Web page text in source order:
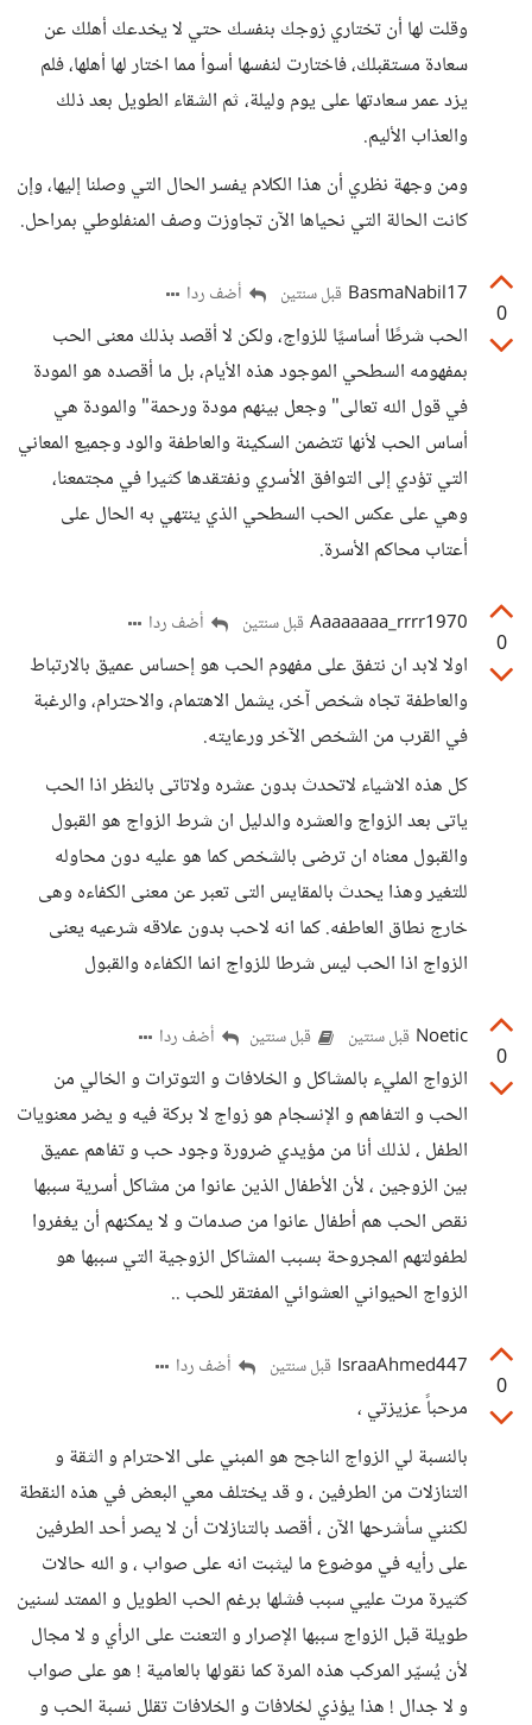
وقلت لها أن تختاري زوجك بنفسك حتي لا يخدعك أهلك عن
سعادة مستقبلك، فاختارت لنفسها أسوأ مما اختار لها أهلها، فلم
يزد عمر سعادتها على يوم وليلة، ثم الشقاء الطويل بعد ذلك
والعذاب الأليم.
ومن وجهة نظري أن هذا الكلام يفسر الحال التي وصلنا إليها، وإن
كانت الحالة التي نحياها الآن تجاوزت وصف المنفلوطي بمراحل.
0
BasmaNabil17 قبل سنتين أضف ردا
الحب شرطًا أساسيًا للزواج، ولكن لا أقصد بذلك معنى الحب
بمفهومه السطحي الموجود هذه الأيام، بل ما أقصده هو المودة
في قول الله تعالى" وجعل بينهم مودة ورحمة" والمودة هي
أساس الحب لأنها تتضمن السكينة والعاطفة والود وجميع المعاني
التي تؤدي إلى التوافق الأسري ونفتقدها كثيرا في مجتمعنا،
وهي على عكس الحب السطحي الذي ينتهي به الحال على
أعتاب محاكم الأسرة.
0
Aaaaaaaa_rrrr1970 قبل سنتين أضف ردا
اولا لابد ان نتفق على مفهوم الحب هو إحساس عميق بالارتباط
والعاطفة تجاه شخص آخر، يشمل الاهتمام، والاحترام، والرغبة
في القرب من الشخص الآخر ورعايته.
كل هذه الاشياء لاتحدث بدون عشره ولاتاتى بالنظر اذا الحب
ياتى بعد الزواج والعشره والدليل ان شرط الزواج هو القبول
والقبول معناه ان ترضى بالشخص كما هو عليه دون محاوله
للتغير وهذا يحدث بالمقايس التى تعبر عن معنى الكفاءه وهى
خارج نطاق العاطفه. كما انه لاحب بدون علاقه شرعيه يعنى
الزواج اذا الحب ليس شرطا للزواج انما الكفاءه والقبول
0
Noetic قبل سنتين قبل سنتين أضف ردا
الزواج المليء بالمشاكل و الخلافات و التوترات و الخالي من
الحب و التفاهم و الإنسجام هو زواج لا بركة فيه و يضر معنويات
الطفل ، لذلك أنا من مؤيدي ضرورة وجود حب و تفاهم عميق
بين الزوجين ، لأن الأطفال الذين عانوا من مشاكل أسرية سببها
نقص الحب هم أطفال عانوا من صدمات و لا يمكنهم أن يغفروا
لطفولتهم المجروحة بسبب المشاكل الزوجية التي سببها هو
الزواج الحيواني العشوائي المفتقر للحب ..
0
IsraaAhmed447 قبل سنتين أضف ردا
مرحباً عزيزتي ،
بالنسبة لي الزواج الناجح هو المبني على الاحترام و الثقة و
التنازلات من الطرفين ، و قد يختلف معي البعض في هذه النقطة
لكنني سأشرحها الآن ، أقصد بالتنازلات أن لا يصر أحد الطرفين
على رأيه في موضوع ما ليثبت انه على صواب ، و الله حالات
كثيرة مرت عليي سبب فشلها برغم الحب الطويل و الممتد لسنين
طويلة قبل الزواج سببها الإصرار و التعنت على الرأي و لا مجال
لأن يُسيّر المركب هذه المرة كما نقولها بالعامية ! هو على صواب
و لا جدال ! هذا يؤذي لخلافات و الخلافات تقلل نسبة الحب و